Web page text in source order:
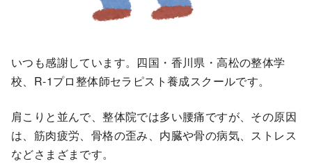
いつも感謝しています。四国・香川県・高松の整体学
校、R-1プロ整体師セラピスト養成スクールです。
肩こりと並んで、整体院では多い腰痛ですが、その原因
は、筋肉疲労、骨格の歪み、内臓や骨の病気、ストレス
などさまざまです。